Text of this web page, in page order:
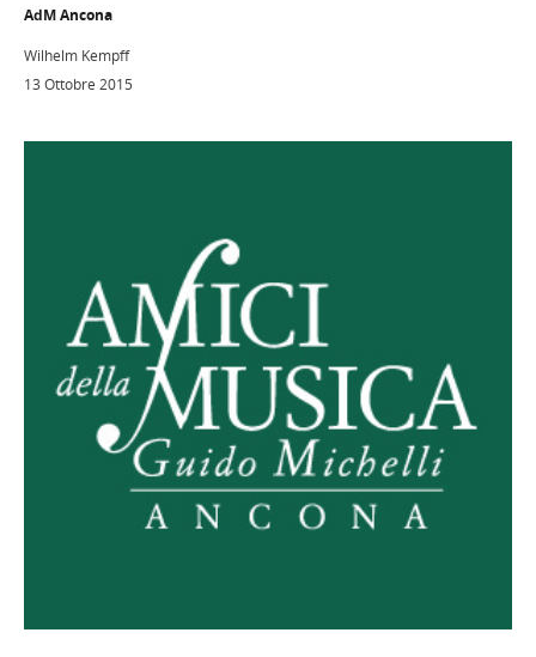
AdM Ancona
Wilhelm Kempff
13 Ottobre 2015